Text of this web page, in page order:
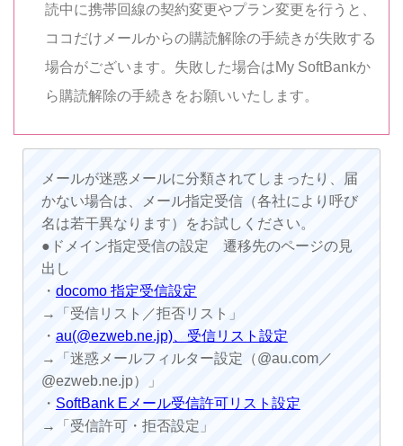
読中に携帯回線の契約変更やプラン変更を行うと、
ココだけメールからの購読解除の手続きが失敗する
場合がございます。失敗した場合はMy SoftBankか
ら購読解除の手続きをお願いいたします。
メールが迷惑メールに分類されてしまったり、届
かない場合は、メール指定受信（各社により呼び
名は若干異なります）をお試しください。
●ドメイン指定受信の設定 遷移先のページの見
出し
・ docomo 指定受信設定
→「受信リスト／拒否リスト」
・ au(@ezweb.ne.jp)、受信リスト設定
→「迷惑メールフィルター設定（@au.com／
@ezweb.ne.jp）」
・ SoftBank Eメール受信許可リスト設定
→「受信許可・拒否設定」